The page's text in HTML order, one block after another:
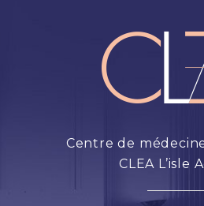
Centre de
CLEA L’isle